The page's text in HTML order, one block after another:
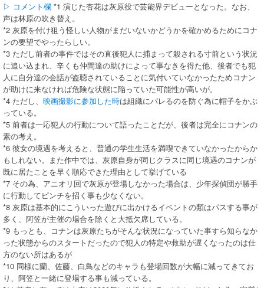
▷ コメント欄 *1 演じた杏花は灰原役で芸能界デビューとなった。なお、
声は林原の吹き替え。
*2 灰原を付け狙う怪しい人物がまだいないかどうかを確かめるためにコナ
ンの要望でやったらしい。
*3 ただし前者の事件ではその直後犯人に捕まって殺される寸前という状況
に追い込まれ、辛くも仲間達の助けによって事なきを得た他、後者でも犯
人に自分達の会話が盗聴されていることに気付いていなかったためコナン
が助けに来なければ危険な状態に陥っていた可能性が高いが。
*4 ただし、 映画撮影に参加した時は組織にバレるのを防ぐ為に帽子をかぶ
っている。
*5 前者は一応犯人の行動について語ったことだが、後者は完全にコナンの
素の考え。
*6 彼女の境遇を考えると、普通の学生生活を満喫できていなかったからか
もしれない。また作中では、灰原自身が同じクラスに同じ境遇のコナンが
既に居たことを早く順応できた理由として挙げている
*7 その為、アニオリ回で灰原が登場しなかった場合は、少年探偵団が勝手
に行動してピンチを招く事も少なくない。
*8 灰原は基本的にこういった遊びに出かけるイベントの類はパスする事が
多く、阿笠が主催の場合を除くと大抵欠席している。
*9 もっとも、コナンは灰原たちがそんな状況になっていた事すら知らなか
った状態からのスタートだったので犯人の特定や救助が遅くなったのは仕
方のない所はあるが
*10 同様に蘭、佐藤、白鳥などのキャラも登場回数が大幅に減ってきてお
り、阿笠と一緒に登場する事も減っている。